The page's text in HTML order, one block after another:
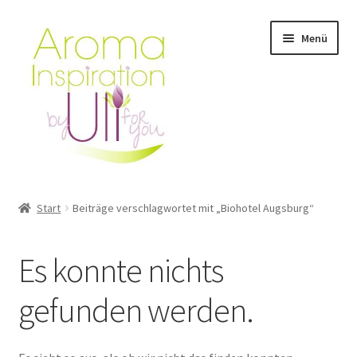
Navigation
springen
Zum
Inhalt
springen
Menü
Aroma Workshop & Produkte testen
Aromatouch Technik Kurs – Augsburg & Kempten
Start Beiträge verschlagwortet mit „Biohotel Augsburg“
Es konnte nichts
gefunden werden.